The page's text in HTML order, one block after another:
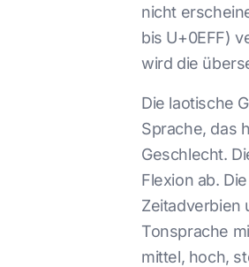
nicht
bis U+0EFF)
wird die
Die laotische
Sprache, das
Geschlecht.
Flexion ab.
Zeitadverbien
Tonsprache
mittel, hoch,